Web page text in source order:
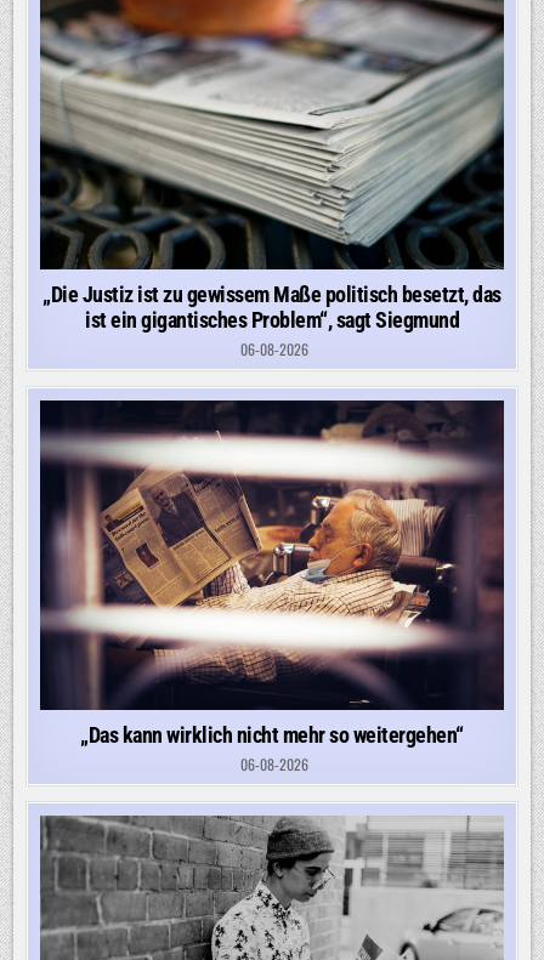
„Die Justiz ist zu gewissem Maße politisch besetzt, das
ist ein gigantisches Problem“, sagt Siegmund
06-08-2026
„Das kann wirklich nicht mehr so weitergehen“
06-08-2026